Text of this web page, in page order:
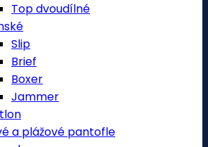
Top dvoudílné
Slip
Brief
Boxer
Jammer
a plážové pantofle